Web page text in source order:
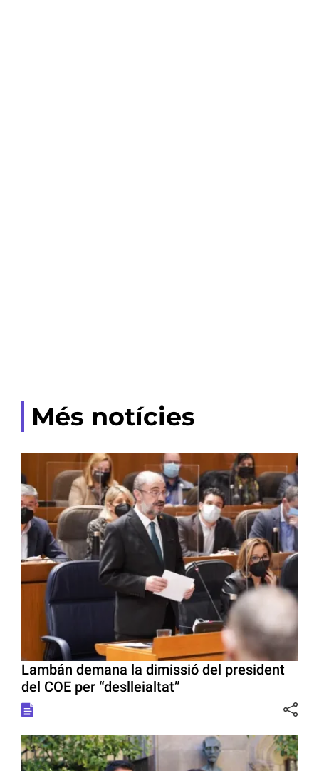
Més notícies
Lambán demana la dimissió del president
del COE per “deslleialtat”